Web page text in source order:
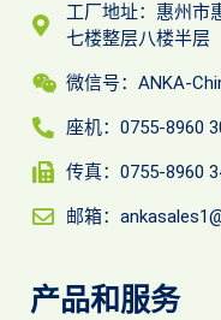
工厂地址：惠州市
七楼整层八楼半层
微信号：ANKA-
座机：0755-8960
传真：0755-8960
邮箱：
产品和服务